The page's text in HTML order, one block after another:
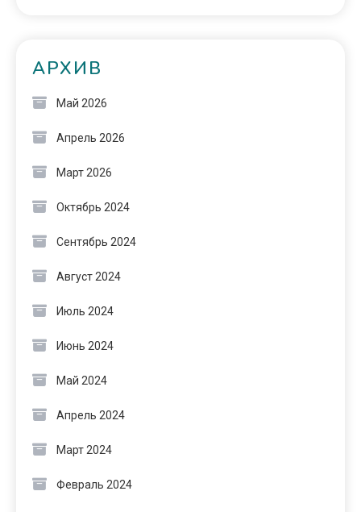
АРХИВ
Май 2026
Апрель 2026
Март 2026
Октябрь 2024
Сентябрь 2024
Август 2024
Июль 2024
Июнь 2024
Май 2024
Апрель 2024
Март 2024
Февраль 2024